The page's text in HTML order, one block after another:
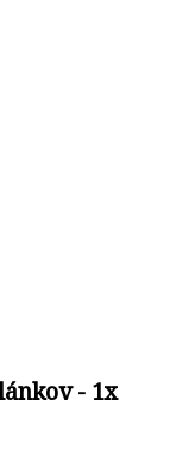
- 1x